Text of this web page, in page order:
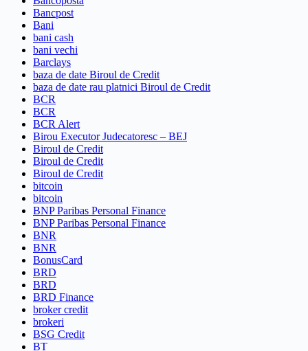
Bancpost
Bani
bani cash
bani vechi
Barclays
baza de date Biroul de Credit
baza de date rau platnici Biroul de Credit
BCR
BCR
BCR Alert
Birou Executor Judecatoresc – BEJ
Biroul de Credit
Biroul de Credit
Biroul de Credit
bitcoin
bitcoin
BNP Paribas Personal Finance
BNP Paribas Personal Finance
BNR
BNR
BonusCard
BRD
BRD
BRD Finance
broker credit
brokeri
BSG Credit
BT